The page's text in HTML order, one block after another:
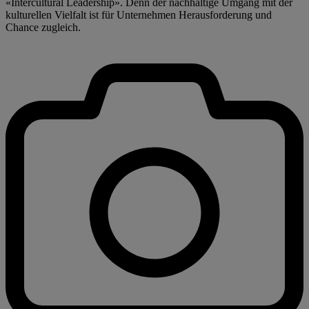
kulturellen Vielfalt ist für Unternehmen Herausforderung und
Chance zugleich.